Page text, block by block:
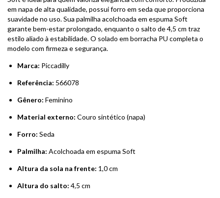
em napa de alta qualidade, possui forro em seda que proporciona
suavidade no uso. Sua palmilha acolchoada em espuma Soft
garante bem-estar prolongado, enquanto o salto de 4,5 cm traz
estilo aliado à estabilidade. O solado em borracha PU completa o
modelo com firmeza e segurança.
Marca: Piccadilly
Referência: 566078
Gênero: Feminino
Material externo: Couro sintético (napa)
Forro: Seda
Palmilha: Acolchoada em espuma Soft
Altura da sola na frente: 1,0 cm
Altura do salto: 4,5 cm